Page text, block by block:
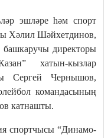
эшләре һәм спорт
Хәлил Шәйхетдинов,
башкаручы директоры
хатын-кызлар
Сергей Чернышов,
командасының
катнашты.
спортчысы “Динамо-